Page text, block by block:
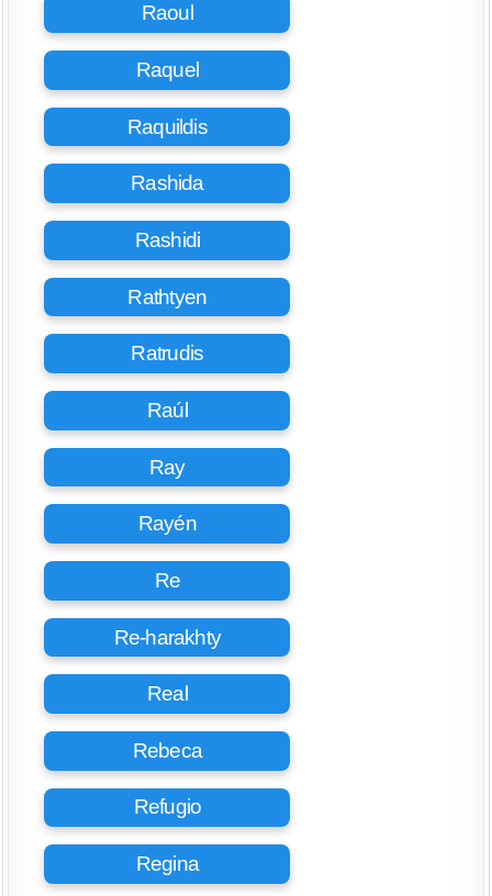
Raoul
Raquel
Raquildis
Rashida
Rashidi
Rathtyen
Ratrudis
Raúl
Ray
Rayén
Re
Re-harakhty
Real
Rebeca
Refugio
Regina